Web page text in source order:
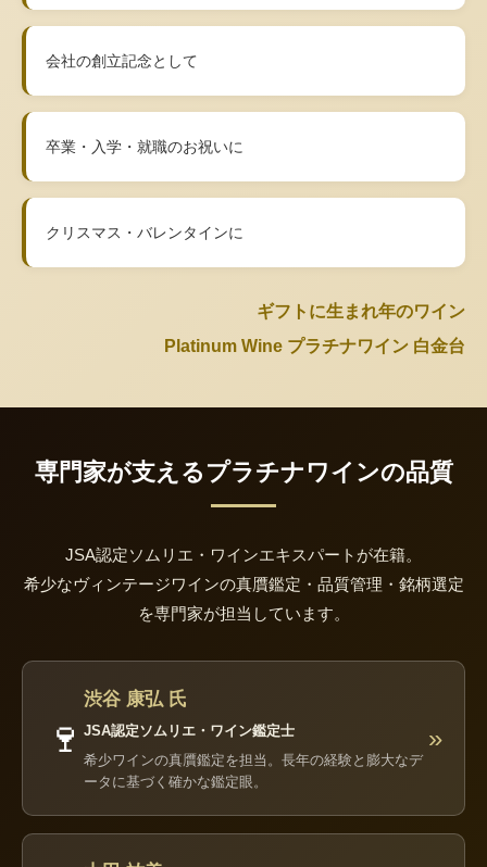
会社の創立記念として
卒業・入学・就職のお祝いに
クリスマス・バレンタインに
ギフトに生まれ年のワイン
Platinum Wine プラチナワイン 白金台
専門家が支えるプラチナワインの品質
JSA認定ソムリエ・ワインエキスパートが在籍。
希少なヴィンテージワインの真贋鑑定・品質管理・銘柄選定
を専門家が担当しています。
🍷
渋谷 康弘 氏
JSA認定ソムリエ・ワイン鑑定士
希少ワインの真贋鑑定を担当。長年の経験と膨大なデ
ータに基づく確かな鑑定眼。
»